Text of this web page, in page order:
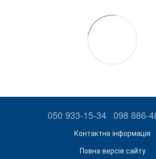
050 933-15-34 098 886-
Контактна інформація
Повна версія сайту